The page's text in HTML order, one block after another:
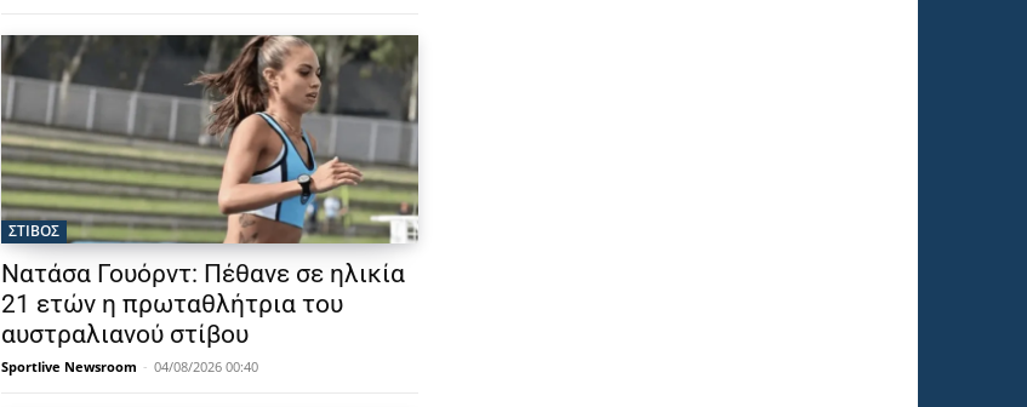
ΣΤΙΒΟΣ
Νατάσα Γουόρντ: Πέθανε σε ηλικία
21 ετών η πρωταθλήτρια του
αυστραλιανού στίβου
Sportlive Newsroom - 04/08/2026 00:40